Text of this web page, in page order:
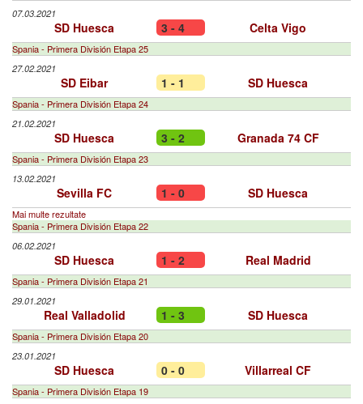
07.03.2021
SD Huesca 3 - 4 Celta Vigo
Spania - Primera División Etapa 25
27.02.2021
SD Eibar 1 - 1 SD Huesca
Spania - Primera División Etapa 24
21.02.2021
SD Huesca 3 - 2 Granada 74 CF
Spania - Primera División Etapa 23
13.02.2021
Sevilla FC 1 - 0 SD Huesca
Mai multe rezultate
Spania - Primera División Etapa 22
06.02.2021
SD Huesca 1 - 2 Real Madrid
Spania - Primera División Etapa 21
29.01.2021
Real Valladolid 1 - 3 SD Huesca
Spania - Primera División Etapa 20
23.01.2021
SD Huesca 0 - 0 Villarreal CF
Spania - Primera División Etapa 19